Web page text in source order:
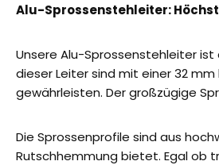
Alu-Sprossenstehleiter:
Unsere Alu-Sprossenstehleiter
dieser Leiter sind mit einer 32
gewährleisten. Der großzügige
Die Sprossenprofile sind aus
Rutschhemmung bietet. Egal ob